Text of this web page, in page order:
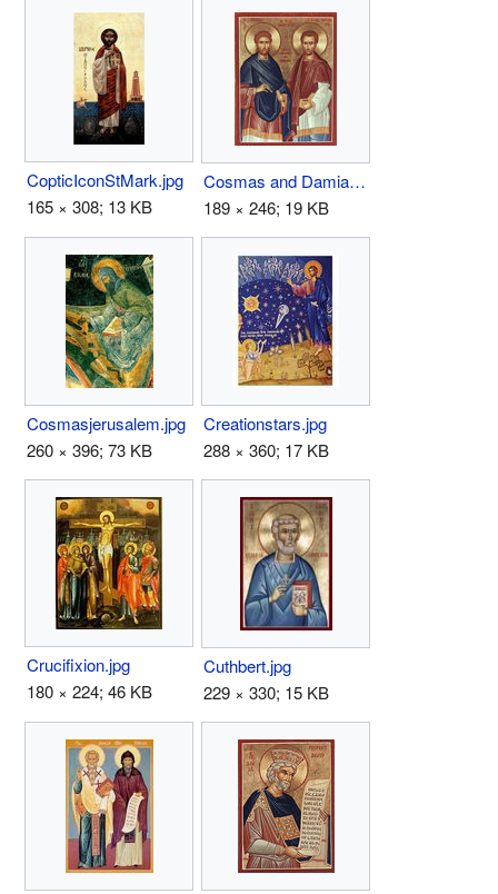
CopticIconStMark.jpg
165 × 308; 13 KB
Cosmas and Damian.jpg
189 × 246; 19 KB
Cosmasjerusalem.jpg
260 × 396; 73 KB
Creationstars.jpg
288 × 360; 17 KB
Crucifixion.jpg
180 × 224; 46 KB
Cuthbert.jpg
229 × 330; 15 KB